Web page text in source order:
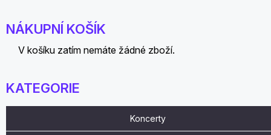
NÁKUPNÍ KOŠÍK
V košíku zatím nemáte žádné zboží.
KATEGORIE
Koncerty